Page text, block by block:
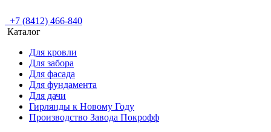
+7 (8412) 466-840
Каталог
Для кровли
Для забора
Для фасада
Для фундамента
Для дачи
Гирлянды к Новому Году
Производство Завода Покрофф